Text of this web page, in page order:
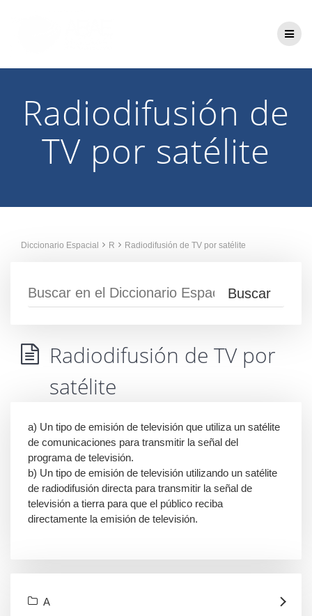
Radiodifusión de
TV por satélite
Diccionario Espacial R Radiodifusión de TV por satélite
Radiodifusión de TV por
satélite
a) Un tipo de emisión de televisión que utiliza un satélite
de comunicaciones para transmitir la señal del
programa de televisión.
b) Un tipo de emisión de televisión utilizando un satélite
de radiodifusión directa para transmitir la señal de
televisión a tierra para que el público reciba
directamente la emisión de televisión.
A